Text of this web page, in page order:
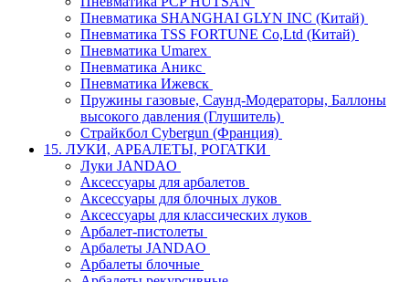
Пневматика SHANGHAI GLYN INC (Китай)
Пневматика TSS FORTUNE Co,Ltd (Китай)
Пневматика Umarex
Пневматика Аникс
Пневматика Ижевск
Пружины газовые, Саунд-Модераторы, Баллоны
высокого давления (Глушитель)
Страйкбол Cybergun (Франция)
15. ЛУКИ, АРБАЛЕТЫ, РОГАТКИ
Луки JANDAO
Аксессуары для арбалетов
Аксессуары для блочных луков
Аксессуары для классических луков
Арбалет-пистолеты
Арбалеты JANDAO
Арбалеты блочные